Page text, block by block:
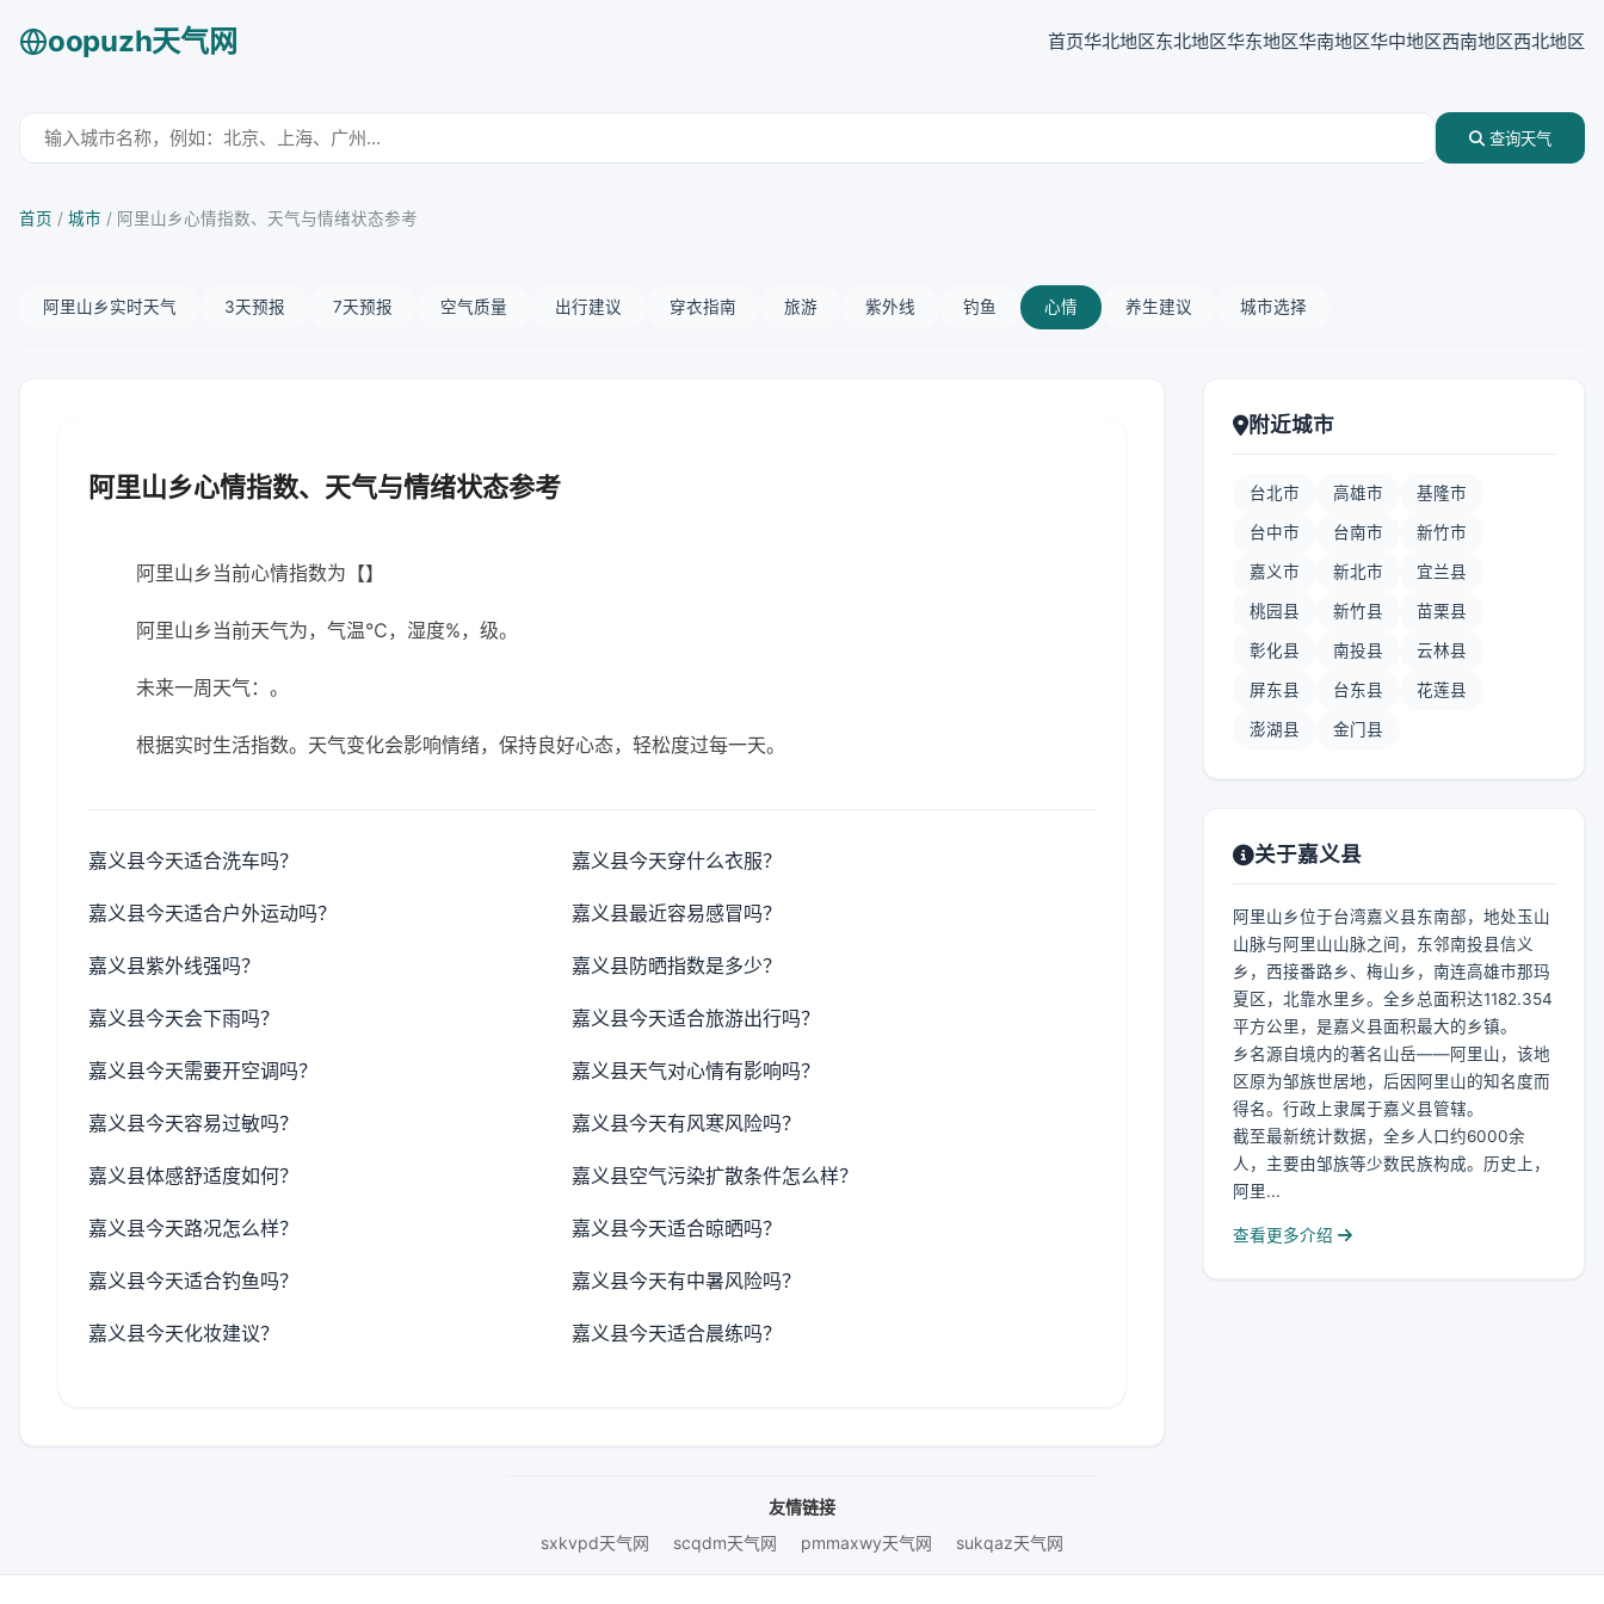
oopuzh天气网 首页华北地区东北地区华东地区华南地区华中地区西南地区西北地区
查询天气
首页 / 城市 / 阿里山乡心情指数、天气与情绪状态参考
阿里山乡实时天气 3天预报 7天预报 空气质量 出行建议 穿衣指南 旅游 紫外线 钓鱼 心情 养生建议 城市选择
阿里山乡心情指数、天气与情绪状态参考
阿里山乡当前心情指数为【】
阿里山乡当前天气为，气温℃，湿度%，级。
未来一周天气：。
根据实时生活指数。天气变化会影响情绪，保持良好心态，轻松度过每一天。
嘉义县今天适合洗车吗？ 嘉义县今天穿什么衣服？
嘉义县今天适合户外运动吗？ 嘉义县最近容易感冒吗？
嘉义县紫外线强吗？ 嘉义县防晒指数是多少？
嘉义县今天会下雨吗？ 嘉义县今天适合旅游出行吗？
嘉义县今天需要开空调吗？ 嘉义县天气对心情有影响吗？
嘉义县今天容易过敏吗？ 嘉义县今天有风寒风险吗？
嘉义县体感舒适度如何？ 嘉义县空气污染扩散条件怎么样？
嘉义县今天路况怎么样？ 嘉义县今天适合晾晒吗？
嘉义县今天适合钓鱼吗？ 嘉义县今天有中暑风险吗？
嘉义县今天化妆建议？ 嘉义县今天适合晨练吗？
附近城市
台北市 高雄市 基隆市
台中市 台南市 新竹市
嘉义市 新北市 宜兰县
桃园县 新竹县 苗栗县
彰化县 南投县 云林县
屏东县 台东县 花莲县
澎湖县 金门县
关于嘉义县
阿里山乡位于台湾嘉义县东南部，地处玉山
山脉与阿里山山脉之间，东邻南投县信义
乡，西接番路乡、梅山乡，南连高雄市那玛
夏区，北靠水里乡。全乡总面积达1182.354
平方公里，是嘉义县面积最大的乡镇。
乡名源自境内的著名山岳——阿里山，该地
区原为邹族世居地，后因阿里山的知名度而
得名。行政上隶属于嘉义县管辖。
截至最新统计数据，全乡人口约6000余
人，主要由邹族等少数民族构成。历史上，
阿里...
查看更多介绍
友情链接
sxkvpd天气网
scqdm天气网 pmmaxwy天气网 sukqaz天气网